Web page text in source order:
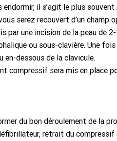
il s’agit le plus souvent
serez recouvert d’un champ
par une incision de la peau de
ou sous-clavière. Une
en-dessous de la clavicule.
compressif sera mis en place
du bon déroulement de la
retrait du